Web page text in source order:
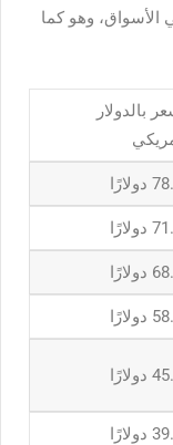
وهو كما
بالدولار